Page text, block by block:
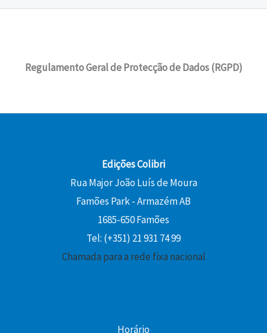
Regulamento Geral de Protecção de Dados (RGPD)
Edições Colibri
Rua Major João Luís de Moura
Famões Park - Armazém AB
1685-650 Famões
Tel: (+351) 21 931 74 99
Chamada para a rede fixa nacional
Horário